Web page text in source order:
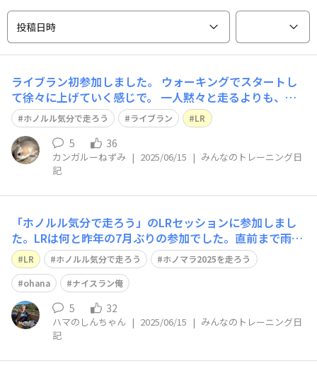
投稿日時
ライブラン初参加しました。 ウォーキングでスタートし
て徐々に上げていく感じで。 一人黙々と走るよりも、楽
に感じます。 ハッピーホルモン出てるのかしら。 ハンド
ルネームよんでもらえると嬉しいものですね。 京都はあ
いにくの天気。湿気が・・・ ウェアはびしょびしょで
す。
ホノルル気分で走ろう ライブラン LR
5 36
カンガルーねずみ | 2025/06/15 | みんなのトレーニング日
記
「ホノルル気分で走ろう」のLRセッションに参加しまし
た。LRは何と昨年の7月ぶりの参加でした。直前まで雨が
降っていて、今回はウォーキング参加となるかなとランは
諦めかけていましたが、8時前には雨も止み、無事に走る
ことが出来ました。 OHANAのメンバーから沢山の方の
ハンドルネームやコメントが伝えられ
LR ホノルル気分で走ろう
ホノマラ2025を走ろう
ohana
ナイスラン俺
5 32
ハマのしんちゃん | 2025/06/15 | みんなのトレーニング日
記